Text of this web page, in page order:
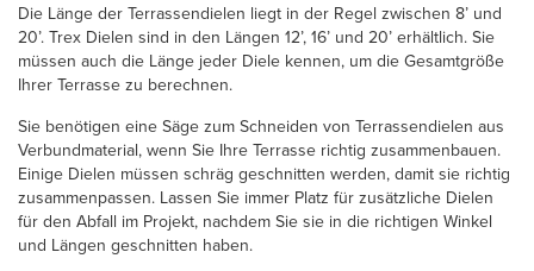
Die Länge der Terrassendielen liegt in der Regel zwischen 8’ und
20’. Trex Dielen sind in den Längen 12’, 16’ und 20’ erhältlich. Sie
müssen auch die Länge jeder Diele kennen, um die Gesamtgröße
Ihrer Terrasse zu berechnen.
Sie benötigen eine Säge zum Schneiden von Terrassendielen aus
Verbundmaterial, wenn Sie Ihre Terrasse richtig zusammenbauen.
Einige Dielen müssen schräg geschnitten werden, damit sie richtig
zusammenpassen. Lassen Sie immer Platz für zusätzliche Dielen
für den Abfall im Projekt, nachdem Sie sie in die richtigen Winkel
und Längen geschnitten haben.